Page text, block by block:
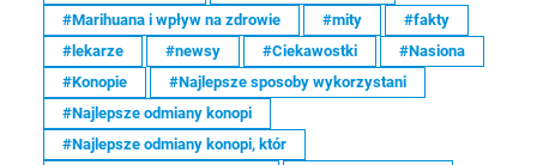
#Marihuana i wpływ na zdrowie
#mity
#fakty
#lekarze
#newsy #Ciekawostki
#Nasiona
#Konopie
#Najlepsze sposoby wykorzystani
#Najlepsze odmiany konopi
#Najlepsze odmiany konopi, któr